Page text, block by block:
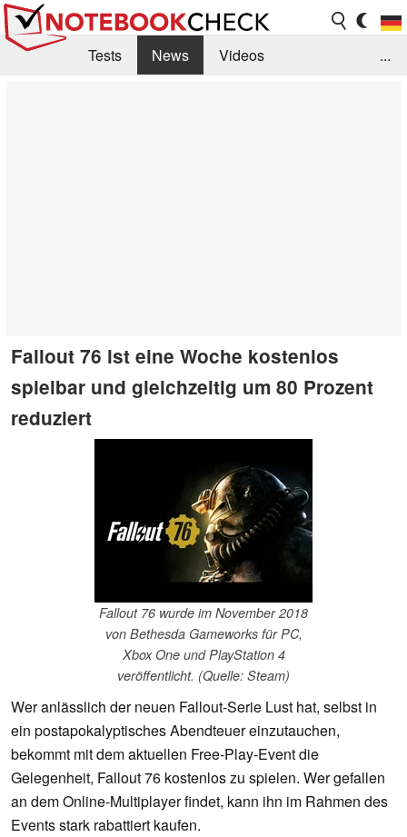
Tests News
Videos
...
Fallout 76 ist eine Woche kostenlos
spielbar und gleichzeitig um 80 Prozent
reduziert
Fallout 76 wurde im November 2018
von Bethesda Gameworks für PC,
Xbox One und PlayStation 4
veröffentlicht. (Quelle: Steam)
Wer anlässlich der neuen Fallout-Serie Lust hat, selbst in
ein postapokalyptisches Abendteuer einzutauchen,
bekommt mit dem aktuellen Free-Play-Event die
Gelegenheit, Fallout 76 kostenlos zu spielen. Wer gefallen
an dem Online-Multiplayer findet, kann ihn im Rahmen des
Events stark rabattiert kaufen.